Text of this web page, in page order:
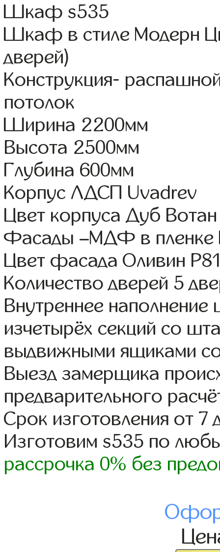
Шкаф s535
Шкаф в стиле Модерн
дверей)
Конструкция-
потолок
Ширина 2200мм
Высота 2500мм
Глубина 600мм
Корпус ЛДСП Uvadrev
Цвет корпуса Дуб Вотан
Фасады –МДФ в пленке
Цвет фасада Оливин
Количество дверей 5
Внутреннее
изчетырёх секций со
выдвижными ящиками
Выезд замерщика
предварительного
Срок изготовления от 7
Изготовим s535 по
рассрочка 0% без